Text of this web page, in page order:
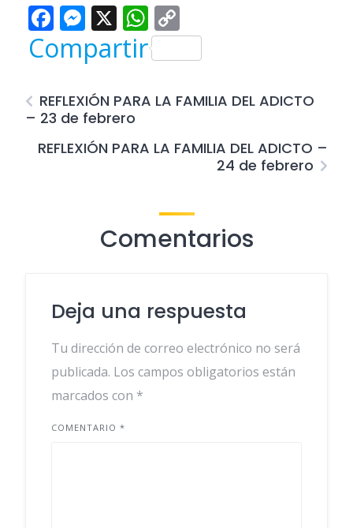
Facebook
Messenger
X WhatsApp
Link
Compartir
REFLEXIÓN PARA LA FAMILIA DEL ADICTO
– 23 de febrero
REFLEXIÓN PARA LA FAMILIA DEL ADICTO –
24 de febrero
Comentarios
Deja una respuesta
Tu dirección de correo electrónico no será
publicada. Los campos obligatorios están
marcados con *
COMENTARIO *